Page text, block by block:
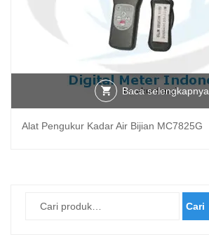
Baca selengkapnya
Alat Pengukur Kadar Air Bijian MC7825G
Cari